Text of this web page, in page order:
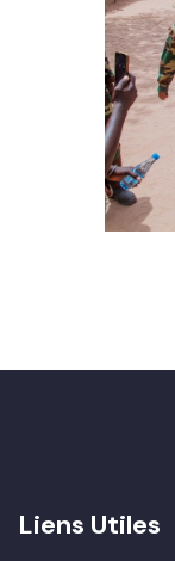
Liens Utiles